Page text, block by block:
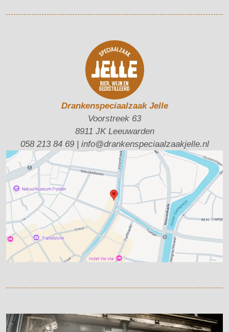
Drankenspeciaalzaak Jelle
Voorstreek 63
8911 JK Leeuwarden
058 213 84 69| info@drankenspeciaalzaakjelle.nl